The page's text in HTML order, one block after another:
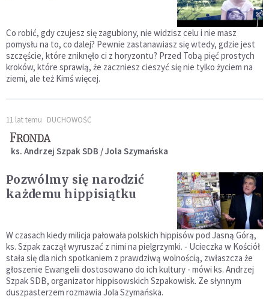
Co robić, gdy czujesz się zagubiony, nie widzisz celu i nie masz
pomysłu na to, co dalej? Pewnie zastanawiasz się wtedy, gdzie jest
szczęście, które zniknęło ci z horyzontu? Przed Tobą pięć prostych
kroków, które sprawią, że zaczniesz cieszyć się nie tylko życiem na
ziemi, ale też Kimś więcej.
11 lat temu DUCHOWOŚĆ
ks. Andrzej Szpak SDB / Jola Szymańska
Pozwólmy się narodzić
każdemu hippisiątku
W czasach kiedy milicja pałowała polskich hippisów pod Jasną Górą,
ks. Szpak zaczął wyruszać z nimi na pielgrzymki. - Ucieczka w Kościół
stała się dla nich spotkaniem z prawdziwą wolnością, zwłaszcza że
głoszenie Ewangelii dostosowano do ich kultury - mówi ks. Andrzej
Szpak SDB, organizator hippisowskich Szpakowisk. Ze słynnym
duszpasterzem rozmawia Jola Szymańska.